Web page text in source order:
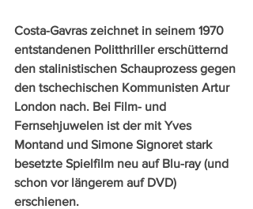
Costa-Gavras zeichnet in seinem 1970
entstandenen Politthriller erschütternd
den stalinistischen Schauprozess gegen
den tschechischen Kommunisten Artur
London nach. Bei Film- und
Fernsehjuwelen ist der mit Yves
Montand und Simone Signoret stark
besetzte Spielfilm neu auf Blu-ray (und
schon vor längerem auf DVD)
erschienen.